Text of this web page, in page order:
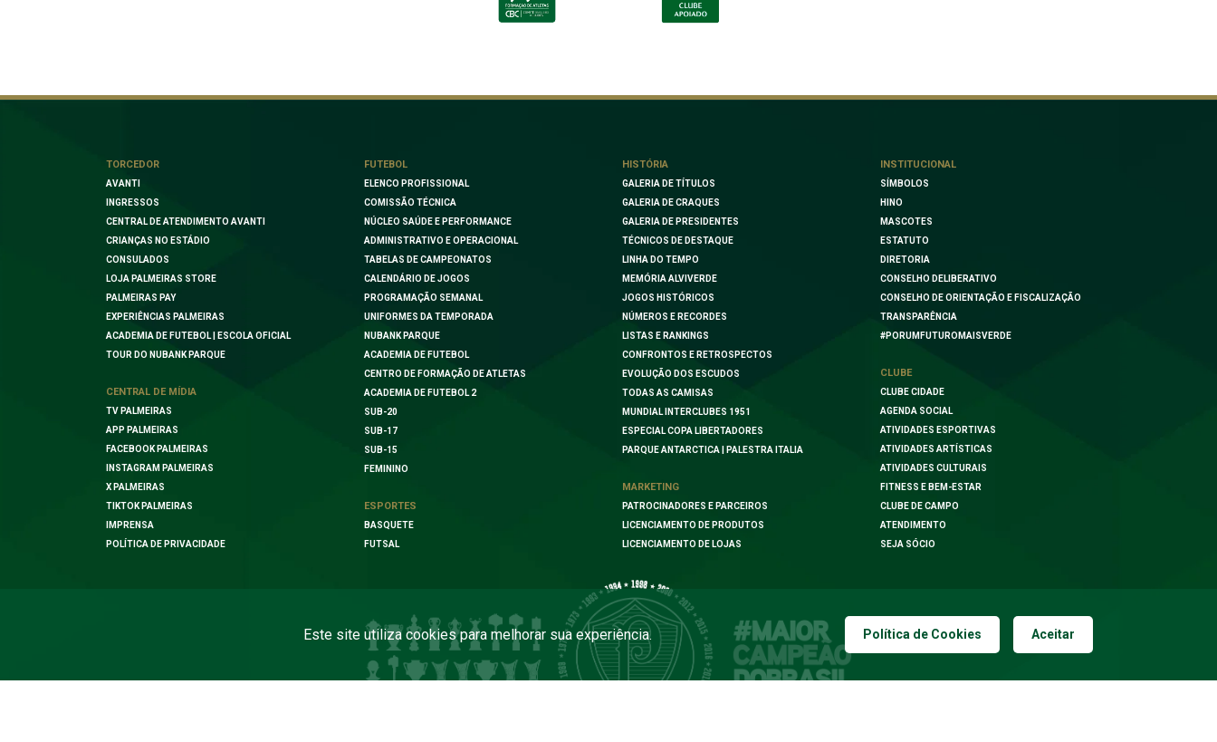
TORCEDOR
AVANTI
INGRESSOS
CENTRAL DE ATENDIMENTO AVANTI
CRIANÇAS NO ESTÁDIO
CONSULADOS
LOJA PALMEIRAS STORE
PALMEIRAS PAY
EXPERIÊNCIAS PALMEIRAS
ACADEMIA DE FUTEBOL | ESCOLA OFICIAL
TOUR DO NUBANK PARQUE
CENTRAL DE MÍDIA
TV PALMEIRAS
APP PALMEIRAS
FACEBOOK PALMEIRAS
INSTAGRAM PALMEIRAS
X PALMEIRAS
TIKTOK PALMEIRAS
IMPRENSA
POLÍTICA DE PRIVACIDADE
FUTEBOL
ELENCO PROFISSIONAL
COMISSÃO TÉCNICA
NÚCLEO SAÚDE E PERFORMANCE
ADMINISTRATIVO E OPERACIONAL
TABELAS DE CAMPEONATOS
CALENDÁRIO DE JOGOS
PROGRAMAÇÃO SEMANAL
UNIFORMES DA TEMPORADA
NUBANK PARQUE
ACADEMIA DE FUTEBOL
CENTRO DE FORMAÇÃO DE ATLETAS
ACADEMIA DE FUTEBOL 2
SUB-20
SUB-17
SUB-15
FEMININO
ESPORTES
BASQUETE
FUTSAL
HISTÓRIA
GALERIA DE TÍTULOS
GALERIA DE CRAQUES
GALERIA DE PRESIDENTES
TÉCNICOS DE DESTAQUE
LINHA DO TEMPO
MEMÓRIA ALVIVERDE
JOGOS HISTÓRICOS
NÚMEROS E RECORDES
LISTAS E RANKINGS
CONFRONTOS E RETROSPECTOS
EVOLUÇÃO DOS ESCUDOS
TODAS AS CAMISAS
MUNDIAL INTERCLUBES 1951
ESPECIAL COPA LIBERTADORES
PARQUE ANTARCTICA | PALESTRA ITALIA
MARKETING
PATROCINADORES E PARCEIROS
LICENCIAMENTO DE PRODUTOS
LICENCIAMENTO DE LOJAS
INSTITUCIONAL
SÍMBOLOS
HINO
MASCOTES
ESTATUTO
DIRETORIA
CONSELHO DELIBERATIVO
CONSELHO DE ORIENTAÇÃO E FISCALIZAÇÃO
TRANSPARÊNCIA
#PORUMFUTUROMAISVERDE
CLUBE
CLUBE CIDADE
AGENDA SOCIAL
ATIVIDADES ESPORTIVAS
ATIVIDADES ARTÍSTICAS
ATIVIDADES CULTURAIS
FITNESS E BEM-ESTAR
CLUBE DE CAMPO
ATENDIMENTO
SEJA SÓCIO
Este site utiliza cookies para melhorar sua experiência. Política de Cookies Aceitar